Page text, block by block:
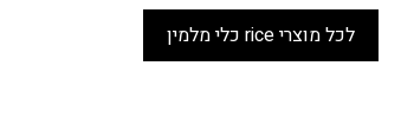
לכל מוצרי rice כלי מלמין